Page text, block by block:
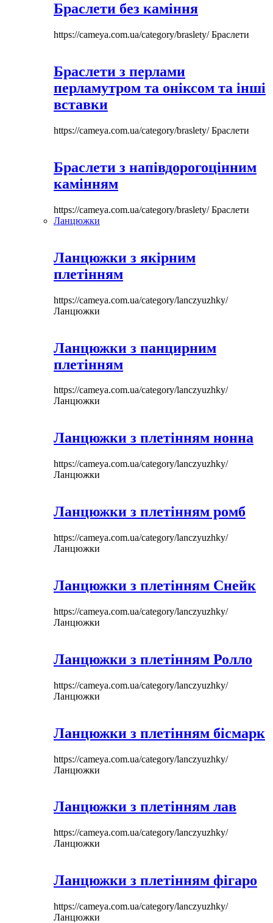
Браслети без каміння
https://cameya.com.ua/category/braslety/Браслети
Браслети з перлами
перламутром та оніксом та інші
вставки
https://cameya.com.ua/category/braslety/Браслети
Браслети з напівдорогоцінним
камінням
https://cameya.com.ua/category/braslety/Браслети
Ланцюжки
Ланцюжки з якірним
плетінням
https://cameya.com.ua/category/lanczyuzhky/
Ланцюжки
Ланцюжки з панцирним
плетінням
https://cameya.com.ua/category/lanczyuzhky/
Ланцюжки
Ланцюжки з плетінням нонна
https://cameya.com.ua/category/lanczyuzhky/
Ланцюжки
Ланцюжки з плетінням ромб
https://cameya.com.ua/category/lanczyuzhky/
Ланцюжки
Ланцюжки з плетінням Снейк
https://cameya.com.ua/category/lanczyuzhky/
Ланцюжки
Ланцюжки з плетінням Ролло
https://cameya.com.ua/category/lanczyuzhky/
Ланцюжки
Ланцюжки з плетінням бісмарк
https://cameya.com.ua/category/lanczyuzhky/
Ланцюжки
Ланцюжки з плетінням лав
https://cameya.com.ua/category/lanczyuzhky/
Ланцюжки
Ланцюжки з плетінням фігаро
https://cameya.com.ua/category/lanczyuzhky/
Ланцюжки